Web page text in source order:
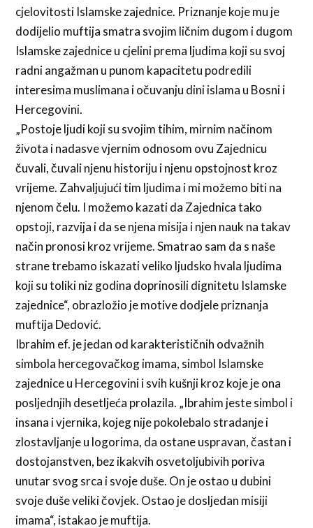
cjelovitosti Islamske zajednice. Priznanje koje mu je
dodijelio muftija smatra svojim ličnim dugom i dugom
Islamske zajednice u cjelini prema ljudima koji su svoj
radni angažman u punom kapacitetu podredili
interesima muslimana i očuvanju dini islama u Bosni i
Hercegovini.
„Postoje ljudi koji su svojim tihim, mirnim načinom
života i nadasve vjernim odnosom ovu Zajednicu
čuvali, čuvali njenu historiju i njenu opstojnost kroz
vrijeme. Zahvaljujući tim ljudima i mi možemo biti na
njenom čelu. I možemo kazati da Zajednica tako
opstoji, razvija i da se njena misija i njen nauk na takav
način pronosi kroz vrijeme. Smatrao sam da s naše
strane trebamo iskazati veliko ljudsko hvala ljudima
koji su toliki niz godina doprinosili dignitetu Islamske
zajednice“, obrazložio je motive dodjele priznanja
muftija Dedović.
Ibrahim ef. je jedan od karakterističnih odvažnih
simbola hercegovačkog imama, simbol Islamske
zajednice u Hercegovini i svih kušnji kroz koje je ona
posljednjih desetljeća prolazila. „Ibrahim jeste simbol i
insana i vjernika, kojeg nije pokolebalo stradanje i
zlostavljanje u logorima, da ostane uspravan, častan i
dostojanstven, bez ikakvih osvetoljubivih poriva
unutar svog srca i svoje duše. On je ostao u dubini
svoje duše veliki čovjek. Ostao je dosljedan misiji
imama“, istakao je muftija.